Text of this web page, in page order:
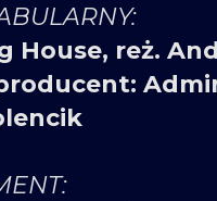
House, reż.